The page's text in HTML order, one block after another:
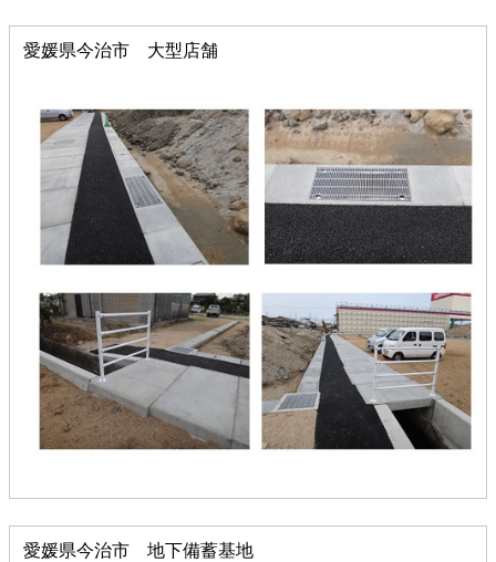
愛媛県今治市 大型店舗
愛媛県今治市 地下備蓄基地